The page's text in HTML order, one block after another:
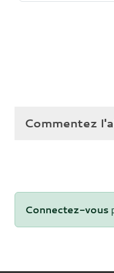
Commentez
Connectez-vous